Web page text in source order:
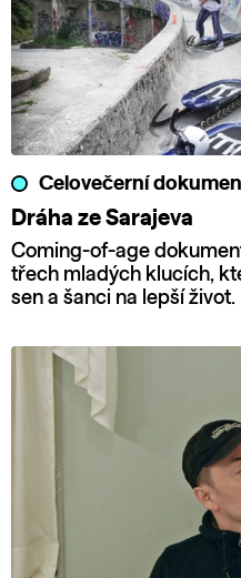
Celovečerní
Dráha ze Sarajeva
Coming-of-age
třech mladých klucích,
sen a šanci na lepší život.